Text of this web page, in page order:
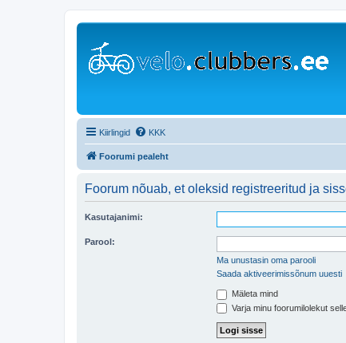
Kiirlingid KKK
Foorumi pealeht
Foorum nõuab, et oleksid registreeritud ja
Kasutajanimi:
Parool:
Ma unustasin oma parooli
Saada aktiveerimissõnum uuesti
Mäleta mind
Varja minu foorumilolekut